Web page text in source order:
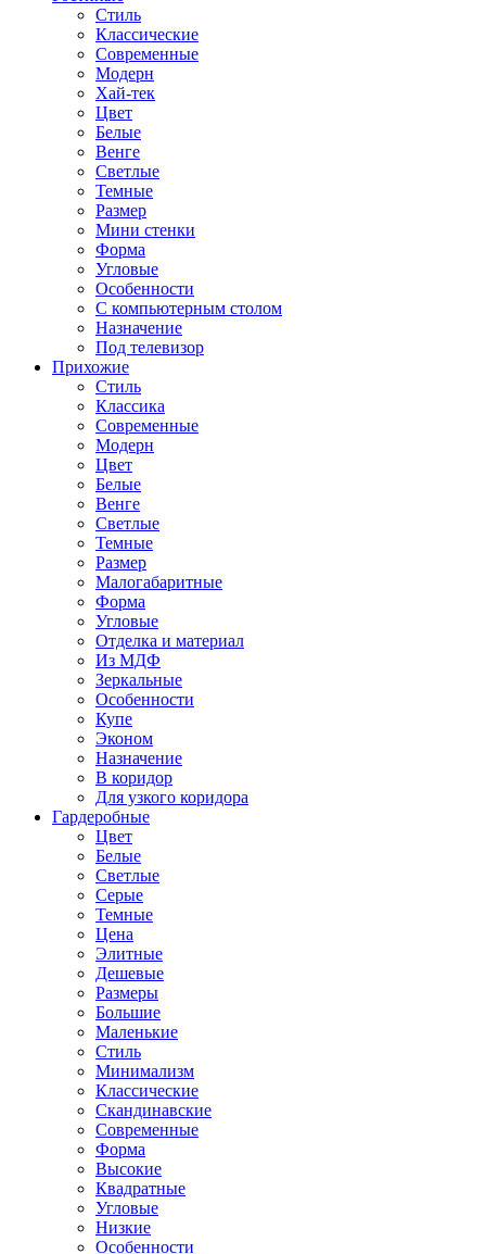
Стиль
Классические
Современные
Модерн
Хай-тек
Цвет
Белые
Венге
Светлые
Темные
Размер
Мини стенки
Форма
Угловые
Особенности
С компьютерным столом
Назначение
Под телевизор
Прихожие
Стиль
Классика
Современные
Модерн
Цвет
Белые
Венге
Светлые
Темные
Размер
Малогабаритные
Форма
Угловые
Отделка и материал
Из МДФ
Зеркальные
Особенности
Купе
Эконом
Назначение
В коридор
Для узкого коридора
Гардеробные
Цвет
Белые
Светлые
Серые
Темные
Цена
Элитные
Дешевые
Размеры
Большие
Маленькие
Стиль
Минимализм
Классические
Скандинавские
Современные
Форма
Высокие
Квадратные
Угловые
Низкие
Особенности